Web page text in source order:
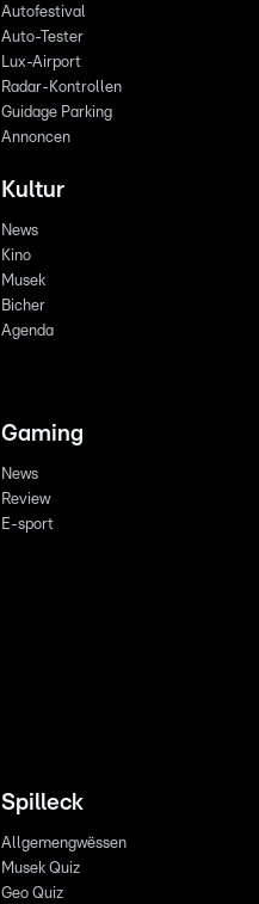
Autofestival
Auto-Tester
Lux-Airport
Radar-Kontrollen
Guidage Parking
Annoncen
Kultur
News
Kino
Musek
Bicher
Agenda
Gaming
News
Review
E-sport
Spilleck
Allgemengwëssen
Musek Quiz
Geo Quiz